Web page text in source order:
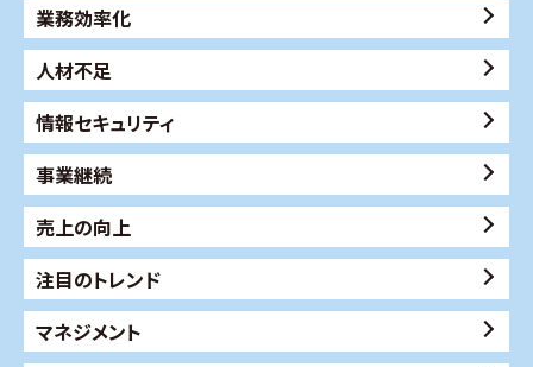
業務効率化
人材不足
情報セキュリティ
事業継続
売上の向上
注目のトレンド
マネジメント